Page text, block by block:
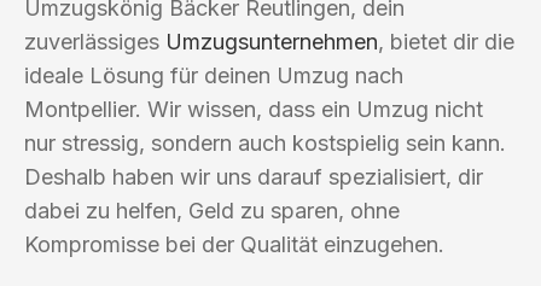
Umzugskönig Bäcker Reutlingen, dein
zuverlässiges Umzugsunternehmen, bietet dir die
ideale Lösung für deinen Umzug nach
Montpellier. Wir wissen, dass ein Umzug nicht
nur stressig, sondern auch kostspielig sein kann.
Deshalb haben wir uns darauf spezialisiert, dir
dabei zu helfen, Geld zu sparen, ohne
Kompromisse bei der Qualität einzugehen.